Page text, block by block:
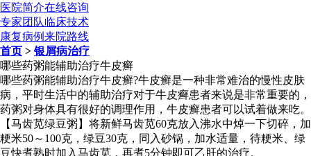
医院简介在线咨询
专家团队临床技术
康复病例来院路线
首页 >银屑病治疗
哪些药粥能辅助治疗牛皮癣
哪些药粥能辅助治疗牛皮癣?牛皮癣是一种非常难治的慢性皮肤
病，平时生活中的辅助治疗对于牛皮癣患者来说是非常重要的，
药粥对身体具有很好的调理作用，牛皮癣患者可以试着做来吃。
【马齿苋绿豆粥】将新鲜马齿苋60克放入沸水中焯一下切碎，加
粳米50～100克，绿豆30克，同入砂锅，加水适量，待粳米、绿
豆快煮熟时加入马齿苋，再煮5分钟即可乙肝的治疗。